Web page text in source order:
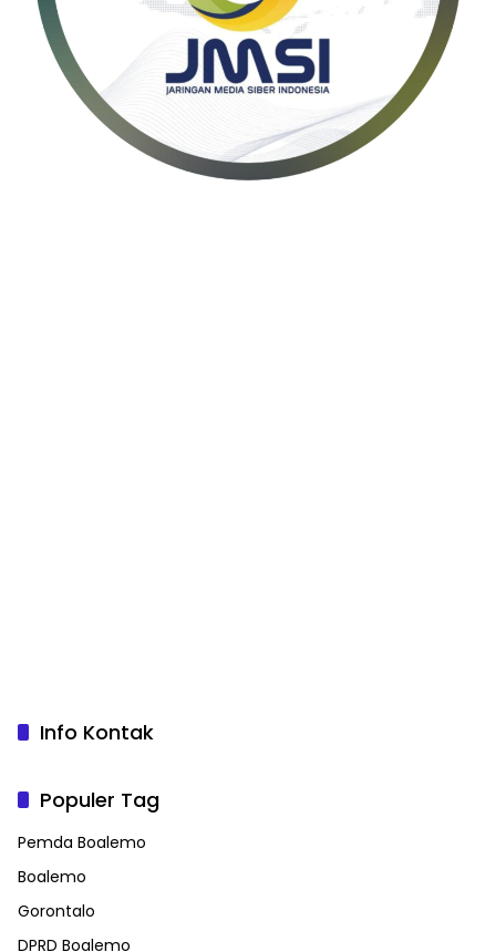
Info Kontak
Populer Tag
Pemda Boalemo
Boalemo
Gorontalo
DPRD Boalemo